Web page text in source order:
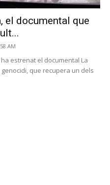
el documental que
AM
estrenat el documental La
que recupera un dels